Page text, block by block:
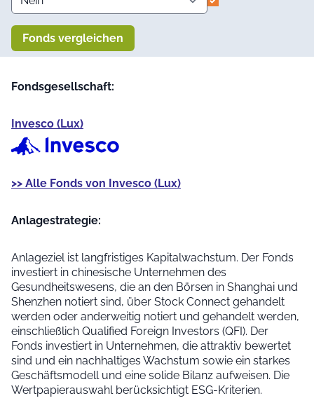
Fonds vergleichen
Fondsgesellschaft:
Invesco (Lux)
>> Alle Fonds von Invesco (Lux)
Anlage­strategie:
Anlageziel ist langfristiges Kapitalwachstum. Der Fonds
investiert in chinesische Unternehmen des
Gesundheitswesens, die an den Börsen in Shanghai und
Shenzhen notiert sind, über Stock Connect gehandelt
werden oder anderweitig notiert und gehandelt werden,
einschließlich Qualified Foreign Investors (QFI). Der
Fonds investiert in Unternehmen, die attraktiv bewertet
sind und ein nachhaltiges Wachstum sowie ein starkes
Geschäftsmodell und eine solide Bilanz aufweisen. Die
Wertpapierauswahl berücksichtigt ESG-Kriterien.